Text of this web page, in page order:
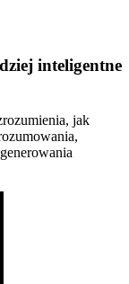
inteligentne
jak